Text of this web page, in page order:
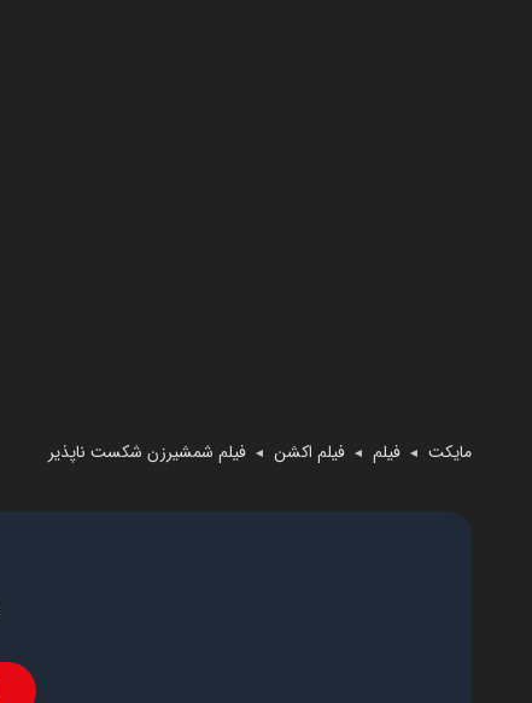
مایکت ◄ فیلم ◄ فیلم اکشن ◄ فیلم شمشیرزن شکست ناپذیر